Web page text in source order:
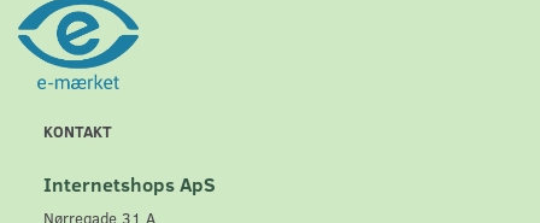
KONTAKT
Internetshops ApS
Nørregade 31 A